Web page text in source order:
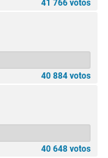
41 766 votos
40 884 votos
40 648 votos